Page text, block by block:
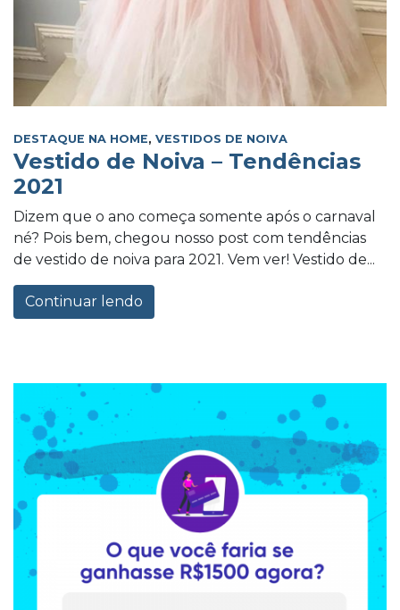
DESTAQUE NA HOME, VESTIDOS DE NOIVA
Vestido de Noiva – Tendências
2021
Dizem que o ano começa somente após o carnaval
né? Pois bem, chegou nosso post com tendências
de vestido de noiva para 2021. Vem ver! Vestido de...
Continuar lendo